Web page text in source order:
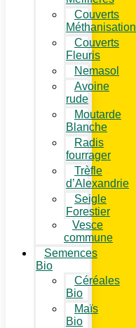
Couverts
Méthanisation
Couverts
Fleuris
Nemasol
Avoine
rude
Moutarde
Blanche
Radis
fourrager
Trèfle
d’Alexandrie
Seigle
Forestier
Vesce
commune
Semences
Bio
Céréales
Bio
Maïs
Bio